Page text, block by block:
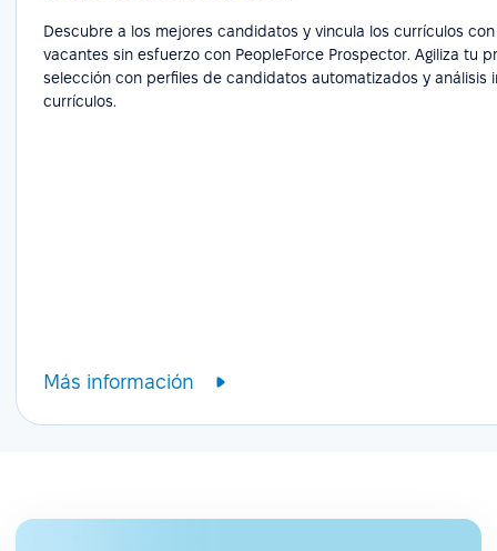
Descubre a los mejores candidatos y vincula los currículos
vacantes sin esfuerzo con PeopleForce Prospector. Agiliza tu
selección con perfiles de candidatos automatizados y análisis
currículos.
Más información